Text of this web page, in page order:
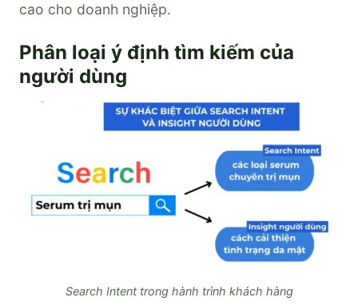
cao cho doanh nghiệp.
Phân loại ý định tìm kiếm của
người dùng
Search Intent trong hành trình khách hàng